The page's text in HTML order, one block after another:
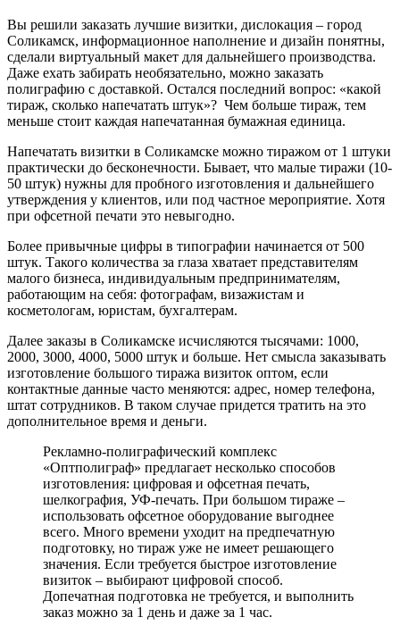
Вы решили заказать лучшие визитки, дислокация – город
Соликамск, информационное наполнение и дизайн понятны,
сделали виртуальный макет для дальнейшего производства.
Даже ехать забирать необязательно, можно заказать
полиграфию с доставкой. Остался последний вопрос: «какой
тираж, сколько напечатать штук»? Чем больше тираж, тем
меньше стоит каждая напечатанная бумажная единица.
Напечатать визитки в Соликамске можно тиражом от 1 штуки
практически до бесконечности. Бывает, что малые тиражи (10-
50 штук) нужны для пробного изготовления и дальнейшего
утверждения у клиентов, или под частное мероприятие. Хотя
при офсетной печати это невыгодно.
Более привычные цифры в типографии начинается от 500
штук. Такого количества за глаза хватает представителям
малого бизнеса, индивидуальным предпринимателям,
работающим на себя: фотографам, визажистам и
косметологам, юристам, бухгалтерам.
Далее заказы в Соликамске исчисляются тысячами: 1000,
2000, 3000, 4000, 5000 штук и больше. Нет смысла заказывать
изготовление большого тиража визиток оптом, если
контактные данные часто меняются: адрес, номер телефона,
штат сотрудников. В таком случае придется тратить на это
дополнительное время и деньги.
Рекламно-полиграфический комплекс
«Оптполиграф» предлагает несколько способов
изготовления: цифровая и офсетная печать,
шелкография, УФ-печать. При большом тираже –
использовать офсетное оборудование выгоднее
всего. Много времени уходит на предпечатную
подготовку, но тираж уже не имеет решающего
значения. Если требуется быстрое изготовление
визиток – выбирают цифровой способ.
Допечатная подготовка не требуется, и выполнить
заказ можно за 1 день и даже за 1 час.